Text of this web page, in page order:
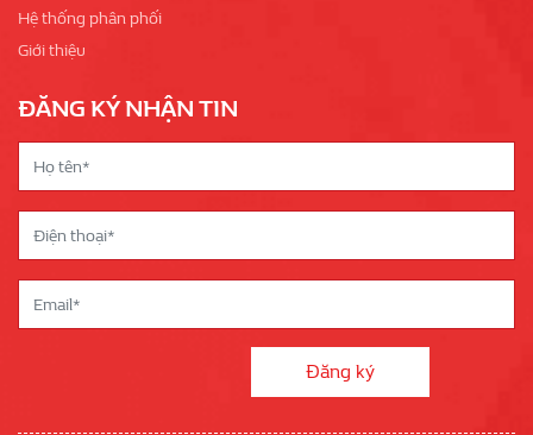
Hệ thống phân phối
Giới thiệu
ĐĂNG KÝ NHẬN TIN